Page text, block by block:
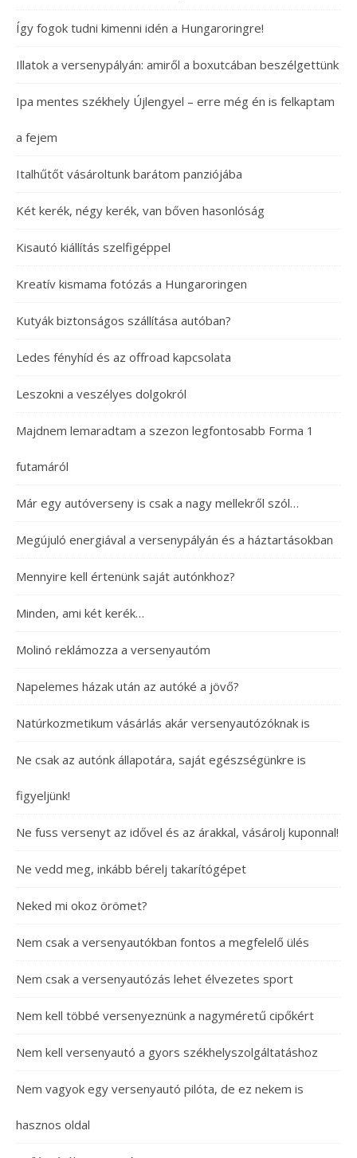
Így fogok tudni kimenni idén a Hungaroringre!
Illatok a versenypályán: amiről a boxutcában beszélgettünk
Ipa mentes székhely Újlengyel – erre még én is felkaptam
a fejem
Italhűtőt vásároltunk barátom panziójába
Két kerék, négy kerék, van bőven hasonlóság
Kisautó kiállítás szelfigéppel
Kreatív kismama fotózás a Hungaroringen
Kutyák biztonságos szállítása autóban?
Ledes fényhíd és az offroad kapcsolata
Leszokni a veszélyes dolgokról
Majdnem lemaradtam a szezon legfontosabb Forma 1
futamáról
Már egy autóverseny is csak a nagy mellekről szól…
Megújuló energiával a versenypályán és a háztartásokban
Mennyire kell értenünk saját autónkhoz?
Minden, ami két kerék…
Molinó reklámozza a versenyautóm
Napelemes házak után az autóké a jövő?
Natúrkozmetikum vásárlás akár versenyautózóknak is
Ne csak az autónk állapotára, saját egészségünkre is
figyeljünk!
Ne fuss versenyt az idővel és az árakkal, vásárolj kuponnal!
Ne vedd meg, inkább bérelj takarítógépet
Neked mi okoz örömet?
Nem csak a versenyautókban fontos a megfelelő ülés
Nem csak a versenyautózás lehet élvezetes sport
Nem kell többé versenyeznünk a nagyméretű cipőkért
Nem kell versenyautó a gyors székhelyszolgáltatáshoz
Nem vagyok egy versenyautó pilóta, de ez nekem is
hasznos oldal